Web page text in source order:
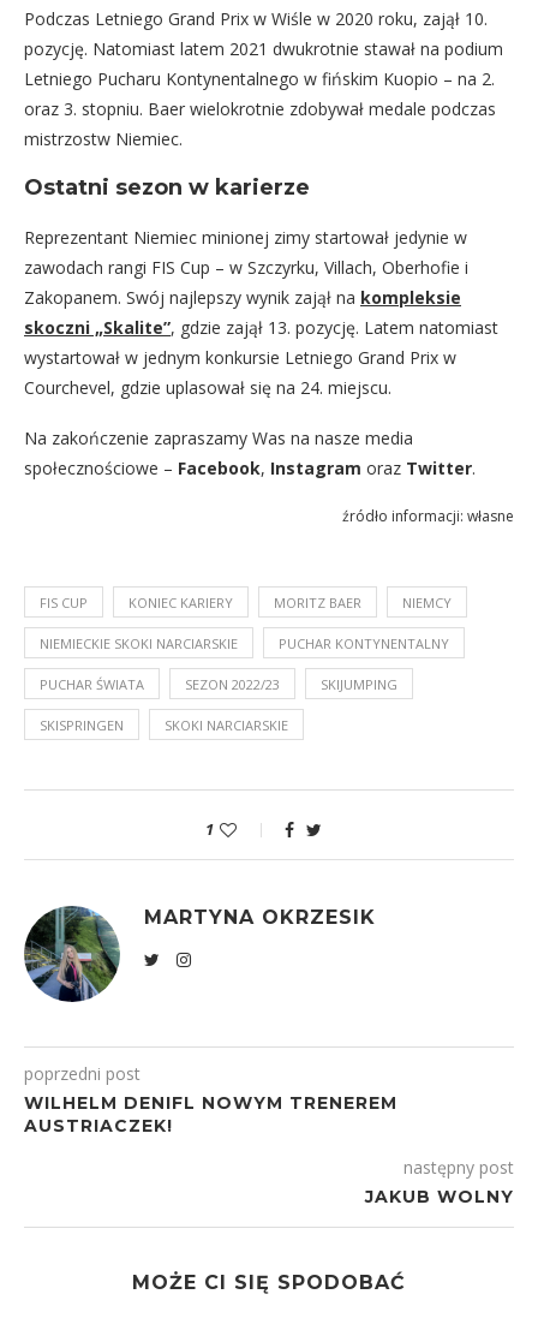
Podczas Letniego Grand Prix w Wiśle w 2020 roku, zajął 10.
pozycję. Natomiast latem 2021 dwukrotnie stawał na podium
Letniego Pucharu Kontynentalnego w fińskim Kuopio – na 2.
oraz 3. stopniu. Baer wielokrotnie zdobywał medale podczas
mistrzostw Niemiec.
Ostatni sezon w karierze
Reprezentant Niemiec minionej zimy startował jedynie w
zawodach rangi FIS Cup – w Szczyrku, Villach, Oberhofie i
Zakopanem. Swój najlepszy wynik zajął na kompleksie
skoczni „Skalite”, gdzie zajął 13. pozycję. Latem natomiast
wystartował w jednym konkursie Letniego Grand Prix w
Courchevel, gdzie uplasował się na 24. miejscu.
Na zakończenie zapraszamy Was na nasze media
społecznościowe – Facebook, Instagram oraz Twitter.
źródło informacji: własne
FIS CUP KONIEC KARIERY MORITZ BAER NIEMCY
NIEMIECKIE SKOKI NARCIARSKIE PUCHAR KONTYNENTALNY
PUCHAR ŚWIATA SEZON 2022/23 SKIJUMPING
SKISPRINGEN SKOKI NARCIARSKIE
1
MARTYNA OKRZESIK
poprzedni post
WILHELM DENIFL NOWYM TRENEREM
AUSTRIACZEK!
następny post
JAKUB WOLNY
MOŻE CI SIĘ SPODOBAĆ